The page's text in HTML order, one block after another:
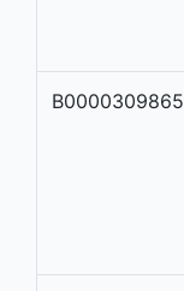
B0000309865